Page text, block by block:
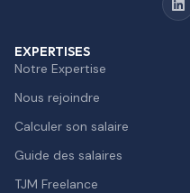
EXPERTISES
Notre Expertise
Nous rejoindre
Calculer son salaire
Guide des salaires
TJM Freelance